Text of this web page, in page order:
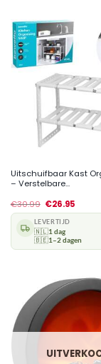
Uitschuifbaar Kast
– Verstelbare...
€30.99 €26.95
LEVERTIJD
🇳🇱1 dag
🇧🇪1–2 dagen